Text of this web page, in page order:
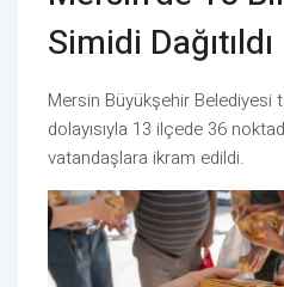
Simidi Dağıtıldı
Mersin Büyükşehir Belediyesi
dolayısıyla 13 ilçede 36
vatandaşlara ikram edildi.